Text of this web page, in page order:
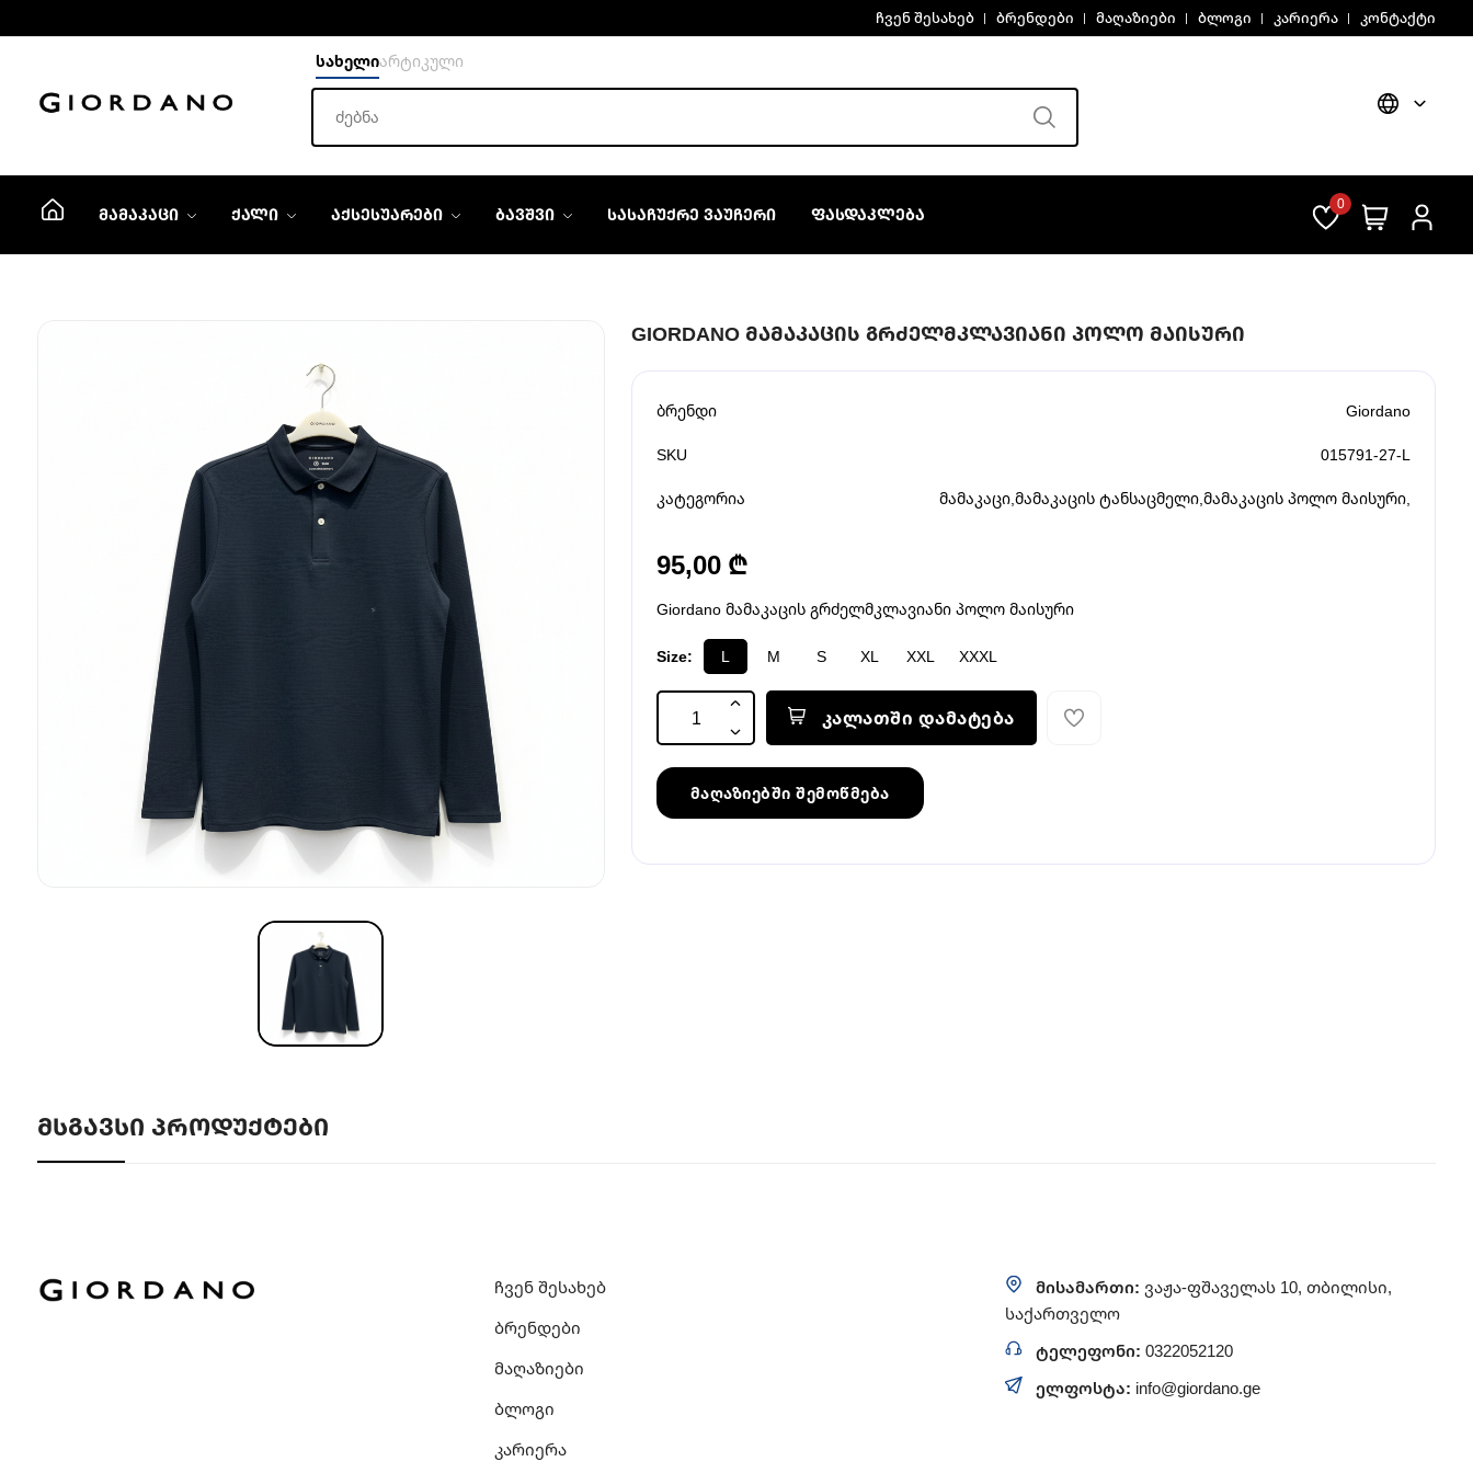
ჩვენ შესახებ ბრენდები მაღაზიები ბლოგი კარიერა კონტაქტი
სახელიარტიკული
ᲛᲐᲛᲐᲙᲐᲪᲘ ᲥᲐᲚᲘ ᲐᲥᲡᲔᲡᲣᲐᲠᲔᲑᲘ ᲑᲐᲕᲨᲕᲘ ᲡᲐᲡᲐᲩᲣᲥᲠᲔ ᲕᲐᲣᲩᲔᲠᲘ ᲤᲐᲡᲓᲐᲙᲚᲔᲑᲐ
0
GIORDANO ᲛᲐᲛᲐᲙᲐᲪᲘᲡ ᲒᲠᲫᲔᲚᲛᲙᲚᲐᲕᲘᲐᲜᲘ ᲞᲝᲚᲝ ᲛᲐᲘᲡᲣᲠᲘ
ბრენდი Giordano
SKU 015791-27-L
კატეგორია მამაკაცი,მამაკაცის ტანსაცმელი,მამაკაცის პოლო მაისური,
95,00 ₾
Giordano მამაკაცის გრძელმკლავიანი პოლო მაისური
Size: L M S XL XXL XXXL
კალათში დამატება
მაღაზიებში შემოწმება
ᲛᲡᲒᲐᲕᲡᲘ ᲞᲠᲝᲓᲣᲥᲢᲔᲑᲘ
ჩვენ შესახებ
ბრენდები
მაღაზიები
ბლოგი
კარიერა
მისამართი: ვაჟა-ფშაველას 10, თბილისი,
საქართველო
ტელეფონი: 0322052120
ელფოსტა: info@giordano.ge